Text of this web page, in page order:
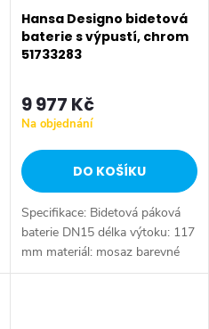
Hansa Designo bidetová
baterie s výpustí, chrom
51733283
9 977 Kč
Na objednání
DO KOŠÍKU
Specifikace: Bidetová páková
baterie DN15 délka výtoku: 117
mm materiál: mosaz barevné
provedení: chrom